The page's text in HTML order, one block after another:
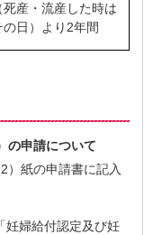
死産・流産した時は
の日）より2年間
の申請について
紙の申請書に記入
婦給付認定及び妊